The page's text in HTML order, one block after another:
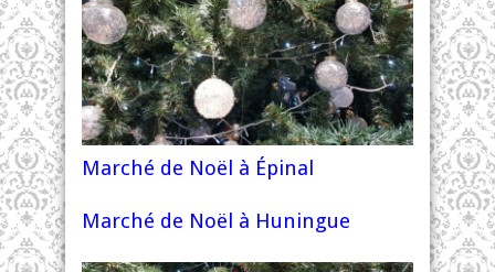
Marché de Noël à Épinal
Marché de Noël à Huningue